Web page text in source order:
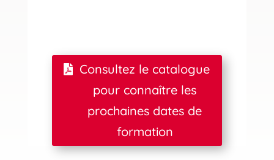
Consultez le catalogue
pour connaître les
prochaines dates de
formation